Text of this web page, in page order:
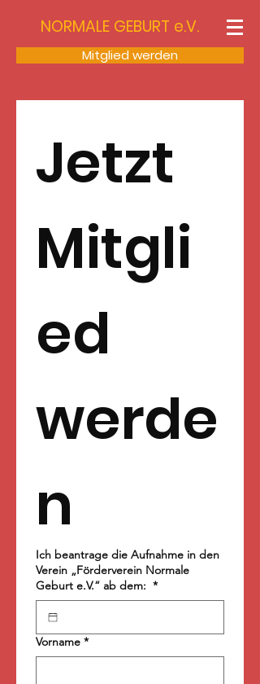
NORMALE GEBURT e.V.
Mitglied werden
Jetzt
Mitgli
ed
werde
n
Ich beantrage die Aufnahme in den
Verein „Förderverein Normale
Geburt e.V.“ ab dem: *
Vorname *